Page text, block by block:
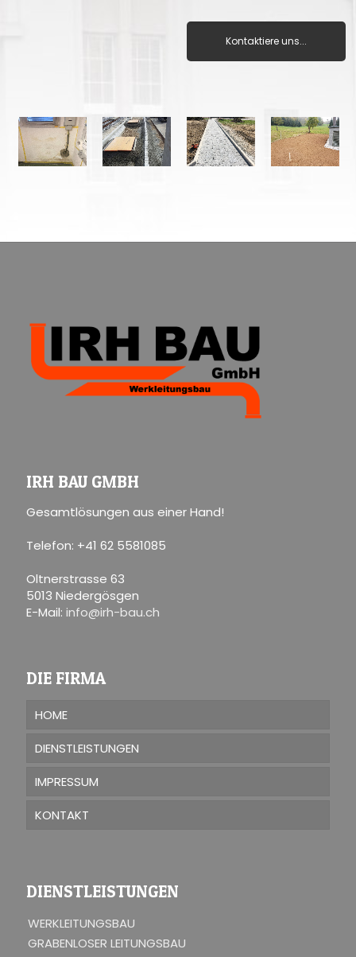
Kontaktiere uns...
IRH BAU GMBH
Gesamtlösungen aus einer Hand!
Telefon: +41 62 5581085
Oltnerstrasse 63
5013 Niedergösgen
E-Mail: info@irh-bau.ch
DIE FIRMA
HOME
DIENSTLEISTUNGEN
IMPRESSUM
KONTAKT
DIENSTLEISTUNGEN
WERKLEITUNGSBAU
GRABENLOSER LEITUNGSBAU